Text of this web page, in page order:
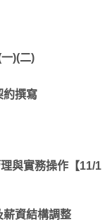
)(二)
約撰寫
與實務操作【11/1
薪資結構調整